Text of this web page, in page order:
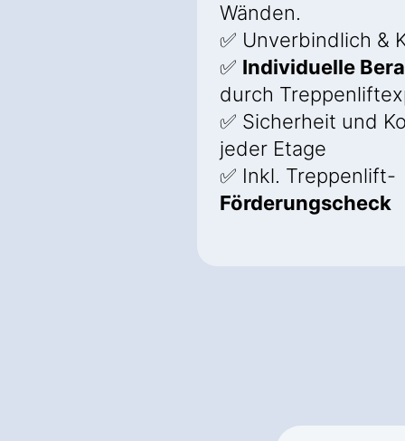
Wänden.
✅ Unverbindlich &
✅ Individuelle
durch
✅ Sicherheit und
jeder Etage
✅ Inkl. Treppenlift-
Förderungscheck